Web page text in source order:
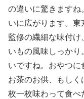
の違いに驚きますね
いに広がります。
監修の繊細な味付
いもの風味しっか
いですね。おやつ
お茶のお供、もし
枚一枚味わって食べ